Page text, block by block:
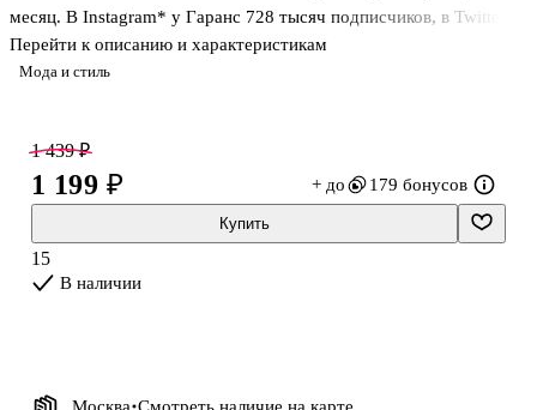
Мода и стиль
месяц. В Instagram* у Гаранс 728 тысяч подписчиков, в Twitter
534 тысячи. Газета New York Times назвала ее «Хранительницей
Стиля», парижский Vogue включил в число 40 женщин
Эта книга, по словам самой Гаранс, «разговор обо всем, из чего
состоит жизнь современной женщины о моде, стиле, работе,
любви... С помощью текста, фотографий и иллюстраций потому
что именно так я выр
Перейти к описанию и характеристикам
1 439 ₽
1 199 ₽ + до 179 бонусов
Купить
15
В наличии